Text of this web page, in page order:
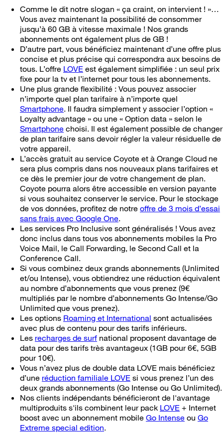
Comme le dit notre slogan « ça craint, on intervient ! »…
Vous avez maintenant la possibilité de consommer
jusqu’à 60 GB à vitesse maximale ! Nos grands
abonnements ont également plus de GB !
D’autre part, vous bénéficiez maintenant d’une offre plus
concise et plus précise qui correspondra aux besoins de
tous. L’offre LOVE est également simplifiée : un seul prix
fixe pour la tv et l’internet pour tous les abonnements.
Une plus grande flexibilité : Vous pouvez associer
n’importe quel plan tarifaire à n’importe quel
Smartphone. Il faudra simplement y associer l’option «
Loyalty advantage » ou une « Option data » selon le
Smartphone choisi. Il est également possible de changer
de plan tarifaire sans devoir régler la valeur résiduelle de
votre appareil.
L’accès gratuit au service Coyote et à Orange Cloud ne
sera plus compris dans nos nouveaux plans tarifaires et
ce dès le premier jour de votre changement de plan.
Coyote pourra alors être accessible en version payante
si vous souhaitez conserver le service. Pour le stockage
de vos données, profitez de notre offre de 3 mois d’essai
sans frais avec Google One.
Les services Pro Inclusive sont généralisés ! Vous avez
donc inclus dans tous vos abonnements mobiles la Pro
Voice Mail, le Call Forwarding, le Second Call et la
Conference Call.
Si vous combinez deux grands abonnements (Unlimited
et/ou Intense), vous obtiendrez une réduction équivalent
au nombre d’abonnements que vous prenez (9€
multipliés par le nombre d’abonnements Go Intense/Go
Unlimited que vous prenez).
Les options Roaming et International sont actualisées
avec plus de contenu pour des tarifs inférieurs.
Les recharges de surf national proposent davantage de
data pour des tarifs très avantageux (1GB pour 6€, 5GB
pour 10€).
Vous n’avez plus de double data LOVE mais bénéficiez
d’une réduction familiale LOVE si vous prenez l’un des
deux grands abonnements (Go Intense ou Go Unlimited).
Nos clients indépendants bénéficieront de l'avantage
multiproduits s'ils combinent leur pack LOVE + Internet
boost avec un abonnement mobile Go Intense ou Go
Extreme special edition.